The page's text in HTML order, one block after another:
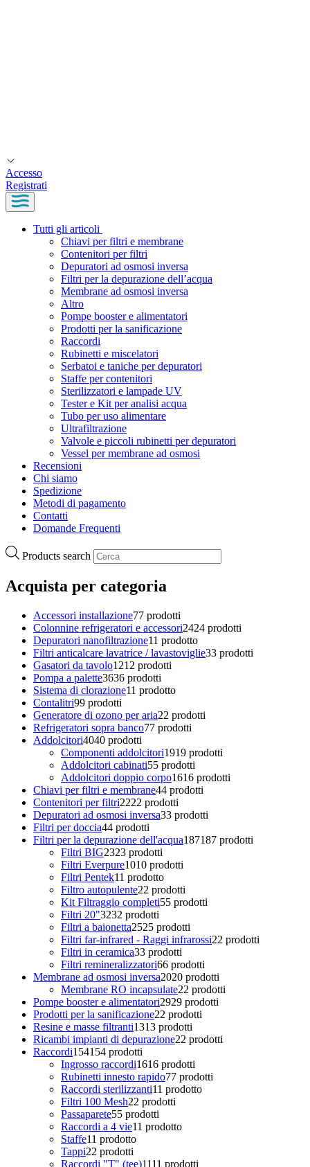
Accesso
Registrati
Tutti gli articoli
Chiavi per filtri e membrane
Contenitori per filtri
Depuratori ad osmosi inversa
Filtri per la depurazione dell’acqua
Membrane ad osmosi inversa
Altro
Pompe booster e alimentatori
Prodotti per la sanificazione
Raccordi
Rubinetti e miscelatori
Serbatoi e taniche per depuratori
Staffe per contenitori
Sterilizzatori e lampade UV
Tester e Kit per analisi acqua
Tubo per uso alimentare
Ultrafiltrazione
Valvole e piccoli rubinetti per depuratori
Vessel per membrane ad osmosi
Recensioni
Chi siamo
Spedizione
Metodi di pagamento
Contatti
Domande Frequenti
Products search
Acquista per categoria
Accessori installazione77 prodotti
Colonnine refrigeratori e accessori2424 prodotti
Depuratori nanofiltrazione11 prodotto
Filtri anticalcare lavatrice / lavastoviglie33 prodotti
Gasatori da tavolo1212 prodotti
Pompa a palette3636 prodotti
Sistema di clorazione11 prodotto
Contalitri99 prodotti
Generatore di ozono per aria22 prodotti
Refrigeratori sopra banco77 prodotti
Addolcitori4040 prodotti
Componenti addolcitori1919 prodotti
Addolcitori cabinati55 prodotti
Addolcitori doppio corpo1616 prodotti
Chiavi per filtri e membrane44 prodotti
Contenitori per filtri2222 prodotti
Depuratori ad osmosi inversa33 prodotti
Filtri per doccia44 prodotti
Filtri per la depurazione dell'acqua187187 prodotti
Filtri BIG2323 prodotti
Filtri Everpure1010 prodotti
Filtri Pentek11 prodotto
Filtro autopulente22 prodotti
Kit Filtraggio completi55 prodotti
Filtri 20"3232 prodotti
Filtri a baionetta2525 prodotti
Filtri far-infrared - Raggi infrarossi22 prodotti
Filtri in ceramica33 prodotti
Filtri remineralizzatori66 prodotti
Membrane ad osmosi inversa2020 prodotti
Membrane RO incapsulate22 prodotti
Pompe booster e alimentatori2929 prodotti
Prodotti per la sanificazione22 prodotti
Resine e masse filtranti1313 prodotti
Ricambi impianti di depurazione22 prodotti
Raccordi154154 prodotti
Ingrosso raccordi1616 prodotti
Rubinetti innesto rapido77 prodotti
Raccordi sterilizzanti11 prodotto
Filtri 100 Mesh22 prodotti
Passaparete55 prodotti
Raccordi a 4 vie11 prodotto
Staffe11 prodotto
Tappi22 prodotti
Raccordi "T" (tee)1111 prodotti